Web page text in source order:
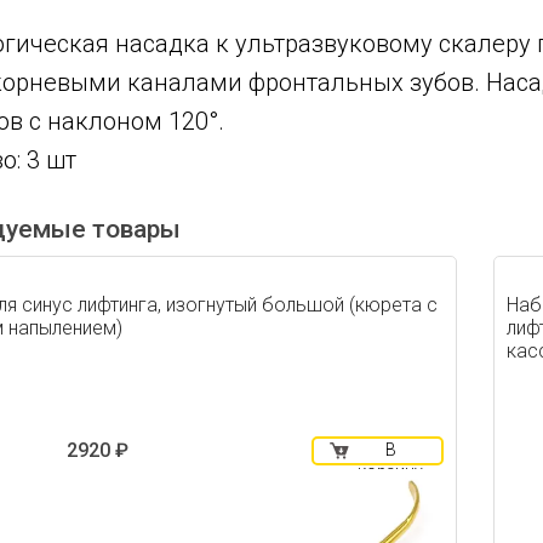
насадка к ультразвуковому
каналами фронтальных зубов.
с наклоном 120°.
3 шт
товары
синус лифтинга, изогнутый большой (кюрета с
напылением)
2920 ₽
В
корзину